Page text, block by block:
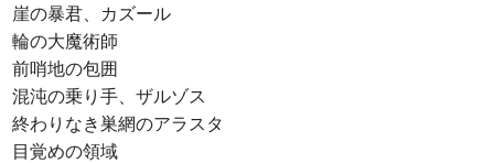
崖の暴君、カズール
輪の大魔術師
前哨地の包囲
混沌の乗り手、ザルゾス
終わりなき巣網のアラスタ
目覚めの領域